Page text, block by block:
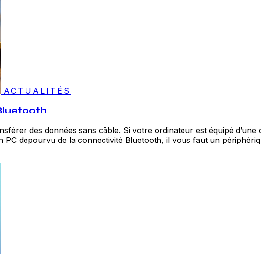
ACTUALITÉS
des données sans câble. Si votre ordinateur est équipé
dépourvu de la connectivité Bluetooth, il vous faut un